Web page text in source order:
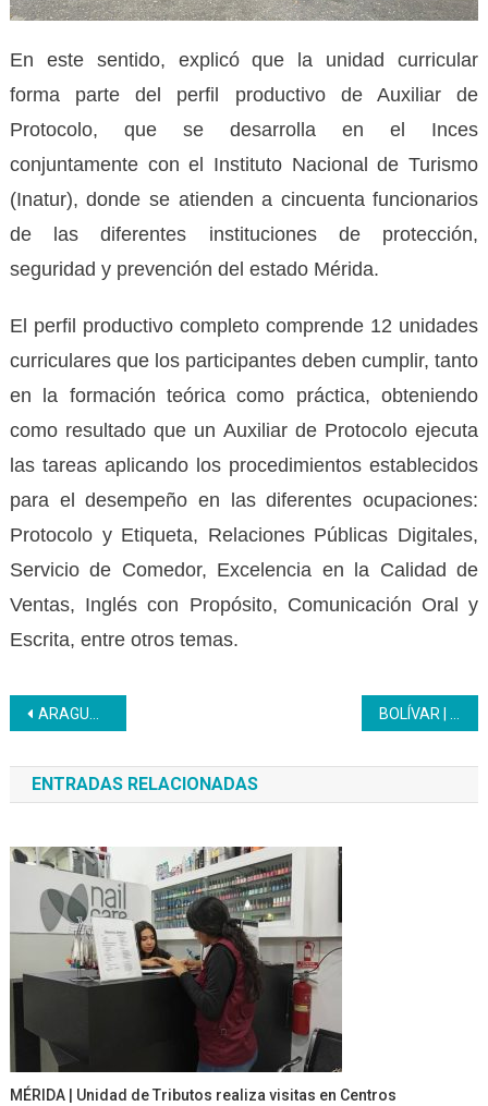
En este sentido, explicó que la unidad curricular
forma parte del perfil productivo de Auxiliar de
Protocolo, que se desarrolla en el Inces
conjuntamente con el Instituto Nacional de Turismo
(Inatur), donde se atienden a cincuenta funcionarios
de las diferentes instituciones de protección,
seguridad y prevención del estado Mérida.
El perfil productivo completo comprende 12 unidades
curriculares que los participantes deben cumplir, tanto
en la formación teórica como práctica, obteniendo
como resultado que un Auxiliar de Protocolo ejecuta
las tareas aplicando los procedimientos establecidos
para el desempeño en las diferentes ocupaciones:
Protocolo y Etiqueta, Relaciones Públicas Digitales,
Servicio de Comedor, Excelencia en la Calidad de
Ventas, Inglés con Propósito, Comunicación Oral y
Escrita, entre otros temas.
Navegación
de
entradas
ARAGUA | Inces impulsó uso crítico de la inteligencia artificial ante desafíos éticos actuales BOLÍVAR | Secretaría de Comunas e Inces consolidan alianzas para fortalecer el poder popular
ENTRADAS RELACIONADAS
MÉRIDA | Unidad de Tributos realiza visitas en Centros